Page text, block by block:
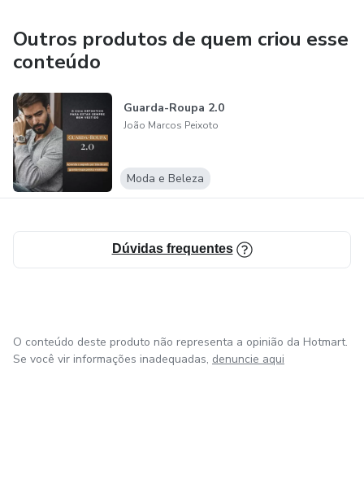
Outros produtos de quem criou esse
conteúdo
Guarda-Roupa 2.0
João Marcos Peixoto
Moda e Beleza
Dúvidas frequentes
O conteúdo deste produto não representa a opinião da Hotmart.
Se você vir informações inadequadas, denuncie aqui